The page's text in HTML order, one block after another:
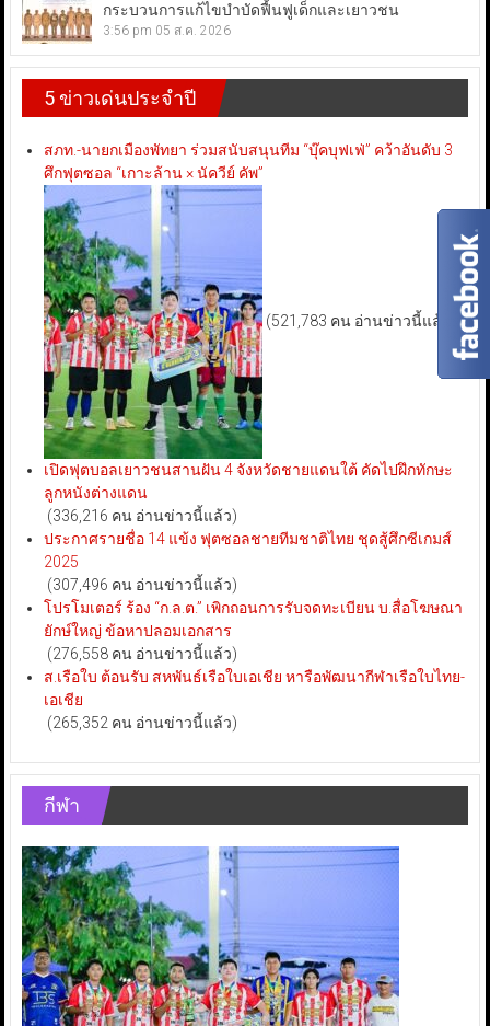
กระบวนการแก้ไขบำบัดฟื้นฟูเด็กและเยาวชน
3:56 pm 05 ส.ค. 2026
5 ข่าวเด่นประจำปี
สภท.-นายกเมืองพัทยา ร่วมสนับสนุนทีม “บุ๊คบุฟเฟ่” คว้าอันดับ 3
ศึกฟุตซอล “เกาะล้าน × นัควีย์ คัพ”
(521,783 คน อ่านข่าวนี้แล้ว)
เปิดฟุตบอลเยาวชนสานฝัน 4 จังหวัดชายแดนใต้ คัดไปฝึกทักษะ
ลูกหนังต่างแดน
(336,216 คน อ่านข่าวนี้แล้ว)
ประกาศรายชื่อ 14 แข้ง ฟุตซอลชายทีมชาติไทย ชุดสู้ศึกซีเกมส์
2025
(307,496 คน อ่านข่าวนี้แล้ว)
โปรโมเตอร์ ร้อง “ก.ล.ต.” เพิกถอนการรับจดทะเบียน บ.สื่อโฆษณา
ยักษ์ใหญ่ ข้อหาปลอมเอกสาร
(276,558 คน อ่านข่าวนี้แล้ว)
ส.เรือใบ ต้อนรับ สหพันธ์เรือใบเอเชีย หารือพัฒนากีฬาเรือใบไทย-
เอเชีย
(265,352 คน อ่านข่าวนี้แล้ว)
กีฬา